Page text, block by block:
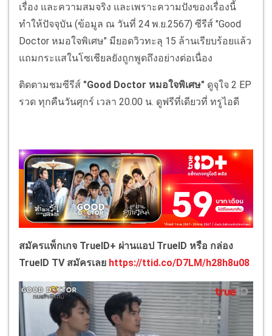
เรื่อง และความสมจริง และเพราะความปังของเรื่องนี้
ทำให้ปัจจุบัน (ข้อมูล ณ วันที่ 24 พ.ย.2567) ซีรีส์ "Good
Doctor หมอใจพิเศษ" มียอดวิวทะลุ 15 ล้านเรียบร้อยแล้ว
แถมกระแสในโซเชียลยังถูกพูดถึงอย่างต่อเนื่อง
ติดตามชมซีรีส์ "Good Doctor หมอใจพิเศษ" ดูจุใจ 2 EP
รวด ทุกคืนวันศุกร์ เวลา 20.00 น. ดูฟรีที่เดียวที่ ทรูไอดี
สมัครแพ็กเกจ TrueID+ ผ่านแอป TrueID หรือ กล่อง
TrueID TV สมัครเลย https://ttid.co/D7LM/h28h8u08